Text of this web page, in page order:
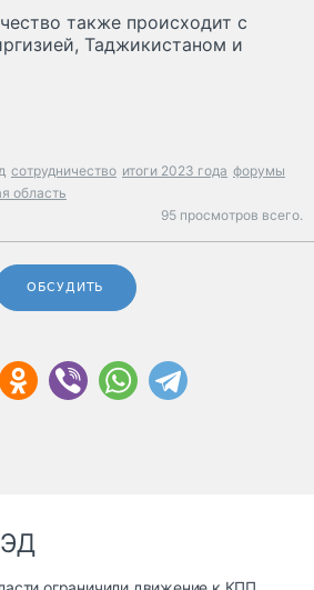
также происходит с
Таджикистаном и
сотрудничество итоги 2023 года форумы
область
95 просмотров всего.
ОБСУДИТЬ